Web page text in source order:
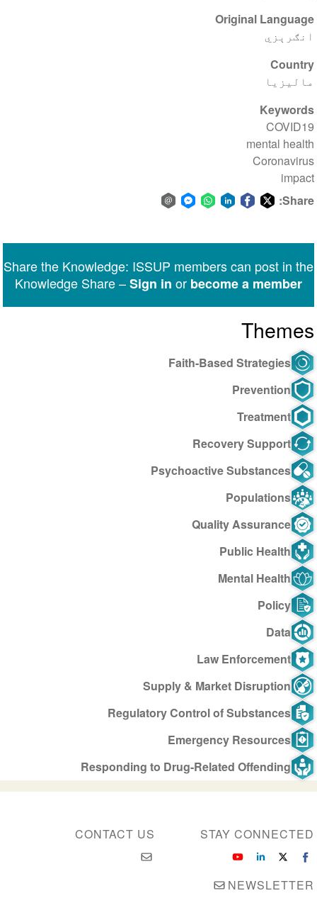
Original Language
انګرېزي
Country
مالیزیا
Keywords
COVID19
mental health
Coronavirus
impact
Share:
Messenger
Share the Knowledge: ISSUP members can post in the
Knowledge Share –Sign in or become a member
Themes
Faith-Based Strategies
Prevention
Treatment
Recovery Support
Psychoactive Substances
Populations
Quality Assurance
Public Health
Mental Health
Policy
Data
Law Enforcement
Supply & Market Disruption
Regulatory Control of Substances
Emergency Resources
Responding to Drug-Related Offending
CONTACT US STAY CONNECTED
NEWSLETTER